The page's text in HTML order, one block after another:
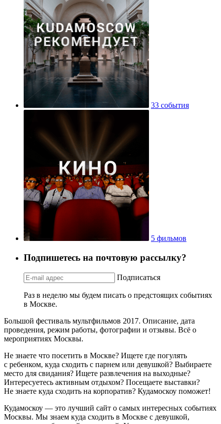
33 события
5 фильмов
Подпишетесь на почтовую рассылку?
Подписаться
Раз в неделю мы будем писать о предстоящих событиях
в Москве.
Большой фестиваль мультфильмов 2017. Описание, дата
проведения, режим работы, фотографии и отзывы. Всё о
мероприятиях Москвы.
Не знаете что посетить в Москве? Ищете где погулять
с ребенком, куда сходить с парнем или девушкой? Выбираете
место для свидания? Ищете развлечения на выходные?
Интересуетесь активным отдыхом? Посещаете выставки?
Не знаете куда сходить на корпоратив? Кудамоскоу поможет!
Кудамоскоу — это лучший сайт о самых интересных событиях
Москвы. Мы знаем куда сходить в Москве с девушкой,